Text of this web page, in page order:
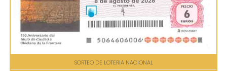
SORTEO DE LOTERIA NACIONAL